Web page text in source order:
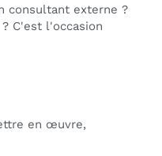
consultant externe ?
C'est l'occasion
en œuvre,